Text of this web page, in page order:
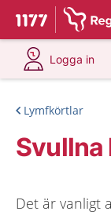
Till startsidan
Du har
Logga in
på 1177.se
Lymfkörtlar
Det är vanligt